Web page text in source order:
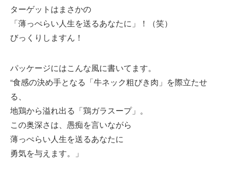
ターゲットはまさかの
「薄っぺらい人生を送るあなたに」！（笑）
びっくりしますん！
パッケージにはこんな風に書いてます。
“食感の決め手となる「牛ネック粗びき肉」を際立たせ
る、
地鶏から溢れ出る「鶏ガラスープ」。
この奥深さは、愚痴を言いながら
薄っぺらい人生を送るあなたに
勇気を与えます。」